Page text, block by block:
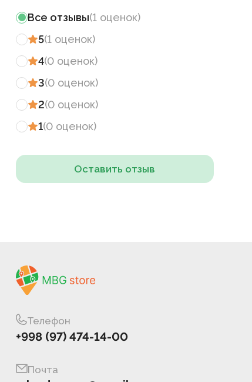
Все отзывы(1 оценок)
5(1 оценок)
4(0 оценок)
3(0 оценок)
2(0 оценок)
1(0 оценок)
Оставить отзыв
Телефон
+998 (97) 474-14-00
Почта